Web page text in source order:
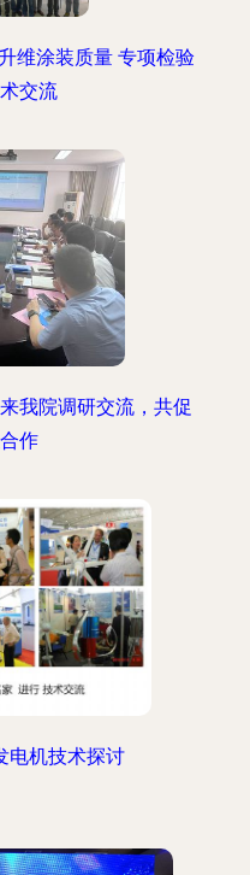
维涂装质量 专项检验
交流
我院调研交流，共促
作
电机技术探讨